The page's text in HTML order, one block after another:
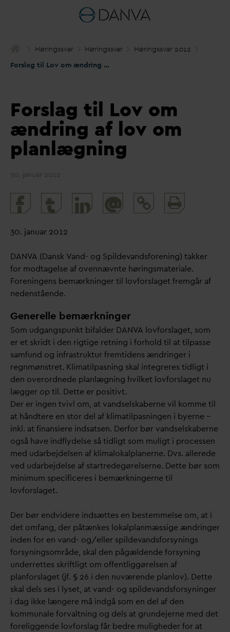
Høringssvar Høringssvar Høringssvar 2012
Forslag til Lov om ændring af lov om planlægning
Forslag til Lov om
ændring af lov om
planlægning
30. januar 2012
@
and
30. januar 2012
DANVA (Dansk Vand- og Spildevandsforening) takker
for modtagelse af ovennævnte høringsmateriale.
Foreningens bemærkninger til lovforslaget fremgår af
nedenstående.
Generelle bemærkninger
Som udgangspunkt bifalder DANVA lovforslaget, som
er et skridt i den rigtige retning i forhold til at tilpasse
samfund og infrastruktur fremtidens ændringer i
regnmønstret. Klimatilpasning skal integreres tidligt i
den overordnede planlægning hvilket lovforslaget nu
lægger op til. Dette er positivt.
Der er ingen tvivl om, at vandselskaberne vil komme til
at håndtere en stor del af klimatilpasningen i byerne –
inkl. at finansiere indsatsen. Derfor bør vandselskaberne
også have indflydelse så tidligt som muligt i processen
med udarbejdelsen af klimalokalplanerne. Dvs. allerede
ved udarbejdelse af startredegørelserne. Dette bør som
minimum specificeres i bemærkningerne til
lovforslaget.
Der bør endvidere indsættes en bestemmelse om, at i
det omfang, der påtænkes lokalplanmæssige ændringer
inden for en vand- og/eller spildevandsforsynings
forsyningsområde, skal den pågældende forsyning
underrettes skriftligt om offentliggørelsen af
planforslaget (jf. § 26 i den nuværende planlov). Dette
skal dels ses i lyset, at vand- og spildevandsforsyninger
i dag ikke længere må indgå som en del af den
kommunale forvaltning og dels at grundejerne med det
foreliggende lovforslag får bedre muligheder for at